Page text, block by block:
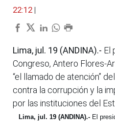
22:12 |
Lima, jul. 19 (ANDINA).- El
Congreso, Antero Flores-
“el llamado de atención”
contra la corrupción y la
por las instituciones del
Lima, jul. 19 (ANDINA).- El